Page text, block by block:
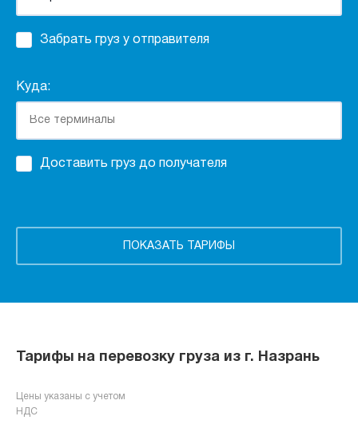
Забрать груз у отправителя
Куда:
Доставить груз до получателя
Тарифы на перевозку груза из г. Назрань
Цены указаны с учетом
НДС